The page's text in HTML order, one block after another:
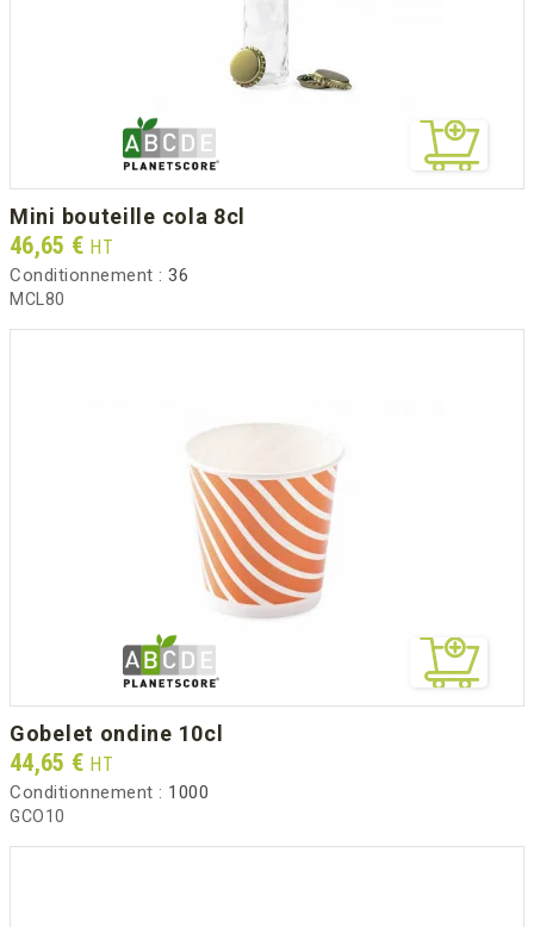
mini bouteille cola 8cl
Prix
46,65 € HT
Conditionnement : 36
MCL80
gobelet ondine 10cl
Prix
44,65 € HT
Conditionnement : 1000
GCO10